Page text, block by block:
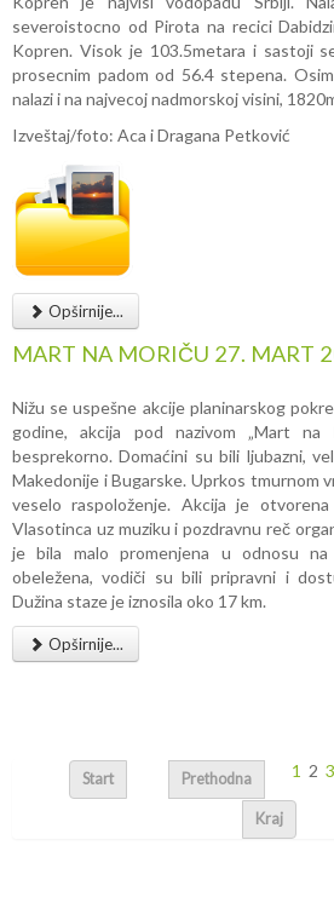
severoistocno od Pirota na recici
Kopren. Visok je 103.5metara i sastoji
prosecnim padom od 56.4 stepena.
nalazi i na najvecoj nadmorskoj visini,
Izveštaj/foto: Aca i Dragana Petković
Opširnije...
MART NA MORIČU 27. MART
Nižu se uspešne akcije planinarskog
godine, akcija pod nazivom „Mart na
besprekorno. Domaćini su bili ljubazni,
Makedonije i Bugarske. Uprkos tmurnom
veselo raspoloženje. Akcija je
Vlasotinca uz muziku i pozdravnu reč
je bila malo promenjena u odnosu
obeležena, vodiči su bili pripravni i
Dužina staze je iznosila oko 17 km.
Opširnije...
Start Prethodna 1 2 3
Kraj